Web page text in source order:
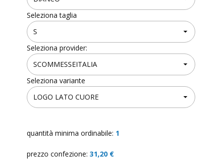
Seleziona taglia
Seleziona provider:
Seleziona variante
quantità minima ordinabile: 1
prezzo confezione: 31,20 €